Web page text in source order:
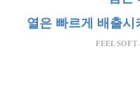
열은 빠르게 배출시
FEEL SOFT